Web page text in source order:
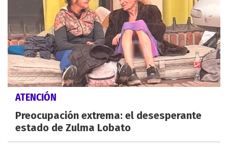
ATENCIÓN
Preocupación extrema: el desesperante
estado de Zulma Lobato